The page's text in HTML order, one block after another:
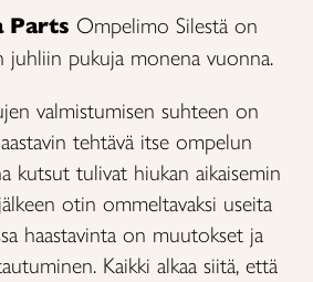
Parts Ompelimo Silestä on
juhliin pukuja monena vuonna.
valmistumisen suhteen on
tehtävä itse ompelun
kutsut tulivat hiukan aikaisemin
otin ommeltavaksi useita
haastavinta on muutokset ja
Kaikki alkaa siitä, että